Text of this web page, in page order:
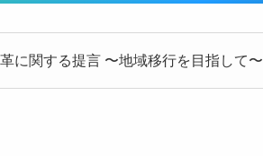
に関する提言 〜地域移行を目指して〜